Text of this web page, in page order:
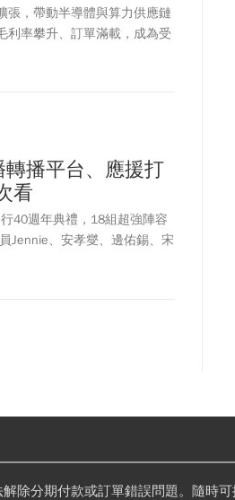
張，帶動半導體與算力供應鏈
利率攀升、訂單滿載，成為受
播平台、應援打
看
40週年典禮，18組超強陣容
Jennie、安孝燮、邊佑錫、宋
？唯二平台包括
音，打卡拍照千萬別錯過。
票平台、票價座位圖、金唱片
除分期付款或訂單錯誤問題。隨時